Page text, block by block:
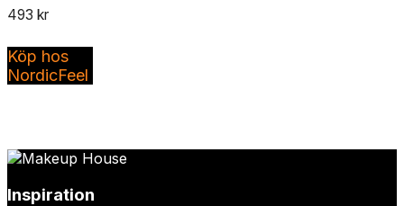
493 kr
Köp hos
NordicFeel
Inspiration